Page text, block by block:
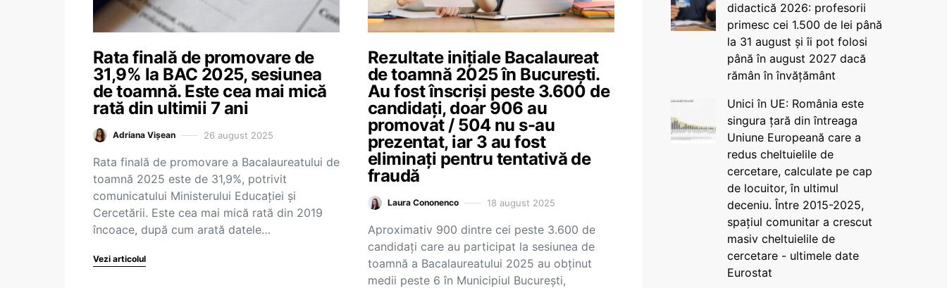
Rata finală de promovare de
31,9% la BAC 2025, sesiunea
de toamnă. Este cea mai mică
rată din ultimii 7 ani
Adriana Vișean 26 august 2025
Rata finală de promovare a Bacalaureatului de
toamnă 2025 este de 31,9%, potrivit
comunicatului Ministerului Educației și
Cercetării. Este cea mai mică rată din 2019
încoace, după cum arată datele…
Vezi articolul
Rezultate inițiale Bacalaureat
de toamnă 2025 în București.
Au fost înscriși peste 3.600 de
candidați, doar 906 au
promovat / 504 nu s-au
prezentat, iar 3 au fost
eliminați pentru tentativă de
fraudă
Laura Cononenco 18 august 2025
Aproximativ 900 dintre cei peste 3.600 de
candidați care au participat la sesiunea de
toamnă a Bacalaureatului 2025 au obținut
medii peste 6 în Municipiul București,
didactică 2026: profesorii
primesc cei 1.500 de lei până
la 31 august și îi pot folosi
până în august 2027 dacă
rămân în învățământ
Unici în UE: România este
singura țară din întreaga
Uniune Europeană care a
redus cheltuielile de
cercetare, calculate pe cap
de locuitor, în ultimul
deceniu. Între 2015-2025,
spațiul comunitar a crescut
masiv cheltuielile de
cercetare - ultimele date
Eurostat